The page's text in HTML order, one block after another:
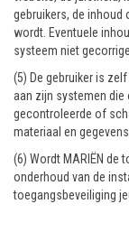
gebruikers, de inhoud
wordt. Eventuele
systeem niet
(5) De gebruiker is
aan zijn systemen
gecontroleerde of
materiaal en
(6) Wordt MARIËN de
onderhoud van de
toegangsbeveiliging